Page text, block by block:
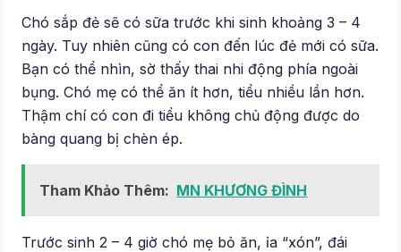
Chó sắp đẻ sẽ có sữa trước khi sinh khoảng 3 – 4
ngày. Tuy nhiên cũng có con đến lúc đẻ mới có sữa.
Bạn có thể nhìn, sờ thấy thai nhi động phía ngoài
bụng. Chó mẹ có thể ăn ít hơn, tiểu nhiều lần hơn.
Thậm chí có con đi tiểu không chủ động được do
bàng quang bị chèn ép.
Tham Khảo Thêm: MN KHƯƠNG ĐÌNH
Trước sinh 2 – 4 giờ chó mẹ bỏ ăn, ỉa “xón”, đái